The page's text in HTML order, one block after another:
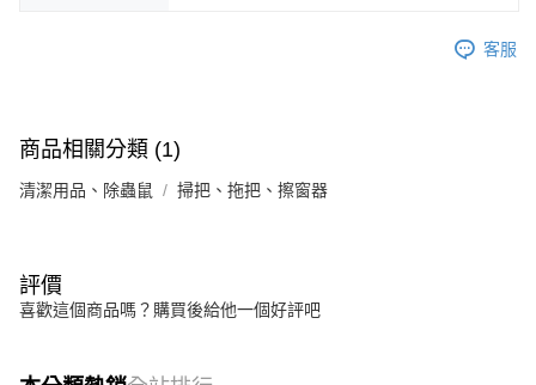
客服
商品相關分類 (1)
清潔用品、除蟲鼠 掃把、拖把、擦窗器
評價
喜歡這個商品嗎？購買後給他一個好評吧